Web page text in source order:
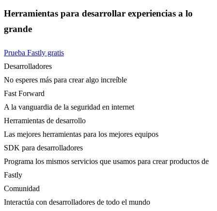
Herramientas para desarrollar experiencias a lo
grande
Prueba Fastly gratis
Desarrolladores
No esperes más para crear algo increíble
Fast Forward
A la vanguardia de la seguridad en internet
Herramientas de desarrollo
Las mejores herramientas para los mejores equipos
SDK para desarrolladores
Programa los mismos servicios que usamos para crear productos de
Fastly
Comunidad
Interactúa con desarrolladores de todo el mundo